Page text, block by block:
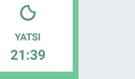
YATSI
21:39